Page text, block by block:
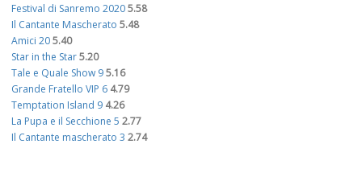
Festival di Sanremo 20205.58
Il Cantante Mascherato 5.48
Amici 205.40
Star in the Star5.20
Tale e Quale Show 95.16
Grande Fratello VIP 6 4.79
Temptation Island 9 4.26
La Pupa e il Secchione 5 2.77
Il Cantante mascherato 3 2.74